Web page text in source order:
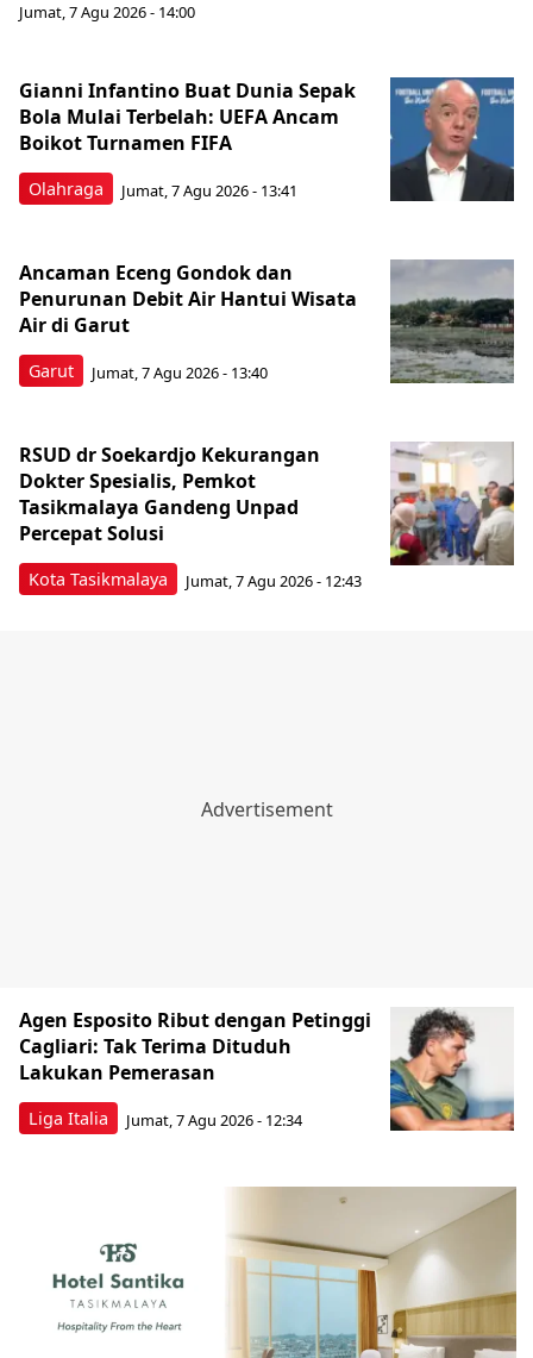
Jumat, 7 Agu 2026 - 14:00
Olahraga
Gianni Infantino Buat Dunia Sepak
Bola Mulai Terbelah: UEFA Ancam
Boikot Turnamen FIFA
Jumat, 7 Agu 2026 - 13:41
Garut
Ancaman Eceng Gondok dan
Penurunan Debit Air Hantui Wisata
Air di Garut
Jumat, 7 Agu 2026 - 13:40
Kota Tasikmalaya
RSUD dr Soekardjo Kekurangan
Dokter Spesialis, Pemkot
Tasikmalaya Gandeng Unpad
Percepat Solusi
Jumat, 7 Agu 2026 - 12:43
Liga Italia
Agen Esposito Ribut dengan Petinggi
Cagliari: Tak Terima Dituduh
Lakukan Pemerasan
Jumat, 7 Agu 2026 - 12:34